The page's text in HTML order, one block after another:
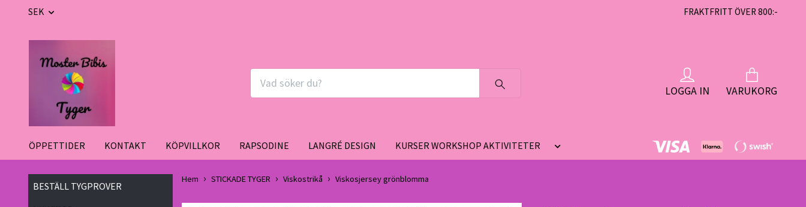
SEK FRAKTFRITT ÖVER 800:-
LOGGA IN VARUKORG
ÖPPETTIDER KONTAKT KÖPVILLKOR RAPSODINE LANGRÉ DESIGN KURSER WORKSHOP AKTIVITETER
BESTÄLL TYGPROVER
Hem STICKADE TYGER Viskostrikå Viskosjersey grönblomma